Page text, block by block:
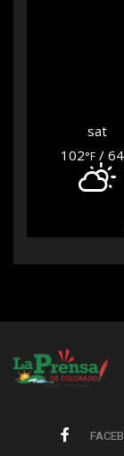
sat
102°F/ 64